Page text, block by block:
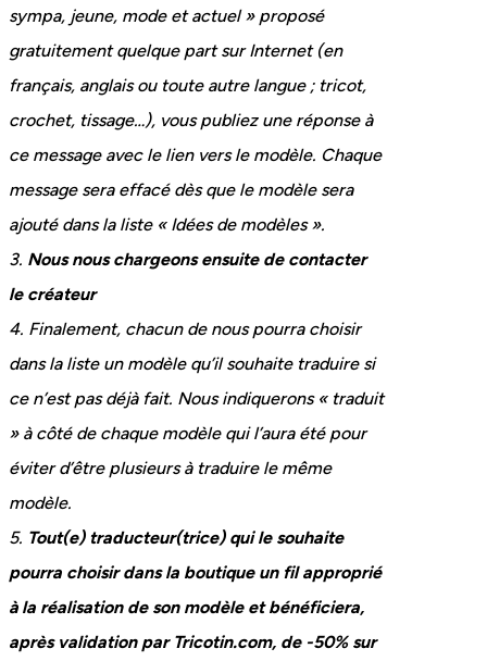
sympa, jeune, mode et actuel » proposé
gratuitement quelque part sur Internet (en
français, anglais ou toute autre langue ; tricot,
crochet, tissage…), vous publiez une réponse à
ce message avec le lien vers le modèle. Chaque
message sera effacé dès que le modèle sera
ajouté dans la liste « Idées de modèles ».
3. Nous nous chargeons ensuite de contacter
le créateur
4. Finalement, chacun de nous pourra choisir
dans la liste un modèle qu’il souhaite traduire si
ce n’est pas déjà fait. Nous indiquerons « traduit
» à côté de chaque modèle qui l’aura été pour
éviter d’être plusieurs à traduire le même
modèle.
5. Tout(e) traducteur(trice) qui le souhaite
pourra choisir dans la boutique un fil approprié
à la réalisation de son modèle et bénéficiera,
après validation par Tricotin.com, de -50% sur